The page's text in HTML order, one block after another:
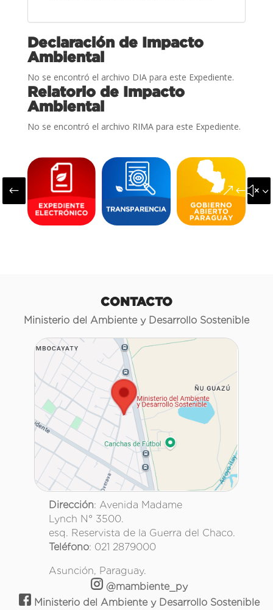
Declaración de Impacto
Ambiental
No se encontró el archivo DIA para este Expediente.
Relatorio de Impacto
Ambiental
No se encontró el archivo RIMA para este Expediente.
#
CONTACTO
Ministerio del Ambiente y Desarrollo Sostenible
Dirección: Avenida Madame
Lynch N° 3500.
esq. Reservista de la Guerra del Chaco.
Teléfono: 021 2879000
Asunción, Paraguay.
@mambiente_py
Ministerio del Ambiente y Desarrollo Sostenible